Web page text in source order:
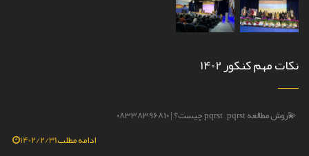
نکات مهم کنکور 1402
💫روش مطالعه pqrst – pqrst چیست؟ | ۰۸۳۳۸۳۹۶۸۱۰
1402/2/31ادامه مطلب